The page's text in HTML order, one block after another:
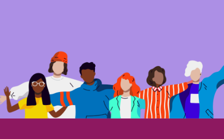
Lo más buscado
Carreras
Derecho